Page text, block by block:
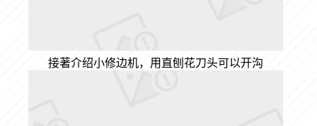
接著介绍小修边机，用直刨花刀头可以开沟